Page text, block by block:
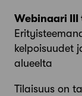
Webinaari III
kelpoisuudet
alueelta
Tilaisuus on